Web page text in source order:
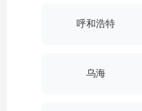
呼和浩特
乌海